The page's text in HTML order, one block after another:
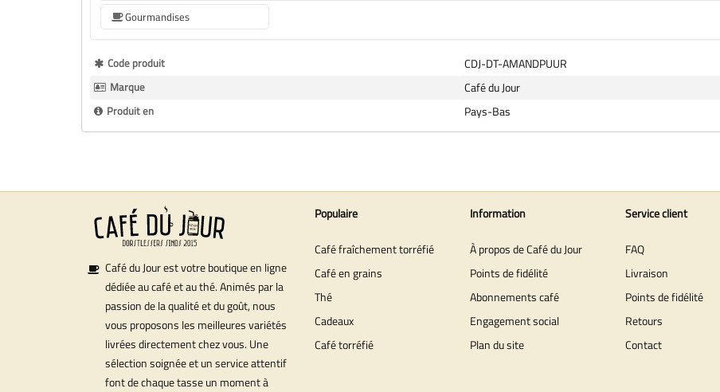
Gourmandises
Plus
d’information
Code produit CDJ-DT-AMANDPUUR
Marque Café du Jour
Produit en Pays-Bas
Café du Jour est votre boutique en ligne
dédiée au café et au thé. Animés par la
passion de la qualité et du goût, nous
vous proposons les meilleures variétés
livrées directement chez vous. Une
sélection soignée et un service attentif
font de chaque tasse un moment à
Populaire
Café fraîchement torréfié
Café en grains
Thé
Cadeaux
Café torréfié
Information
À propos de Café du Jour
Points de fidélité
Abonnements café
Engagement social
Plan du site
Service client
FAQ
Livraison
Points de fidélité
Retours
Contact